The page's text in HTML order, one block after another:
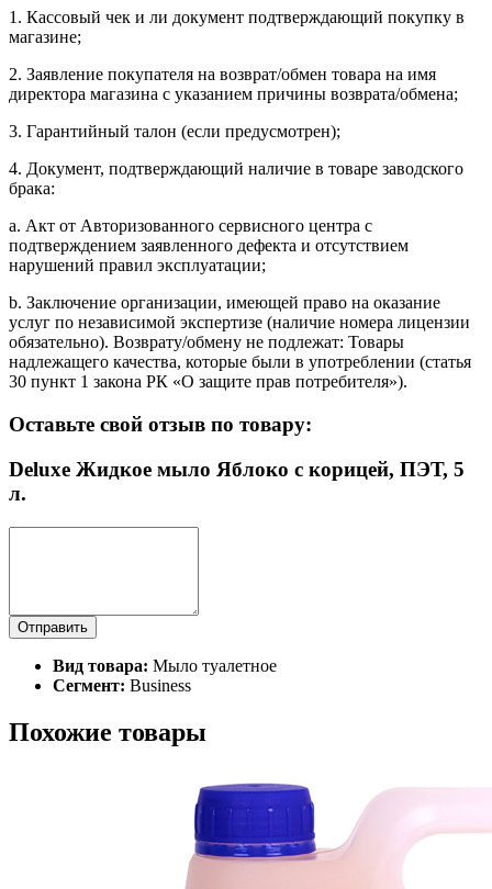
1. Кассовый чек и ли документ подтверждающий покупку в
магазине;
2. Заявление покупателя на возврат/обмен товара на имя
директора магазина с указанием причины возврата/обмена;
3. Гарантийный талон (если предусмотрен);
4. Документ, подтверждающий наличие в товаре заводского
брака:
a. Акт от Авторизованного сервисного центра с
подтверждением заявленного дефекта и отсутствием
нарушений правил эксплуатации;
b. Заключение организации, имеющей право на оказание
услуг по независимой экспертизе (наличие номера лицензии
обязательно). Возврату/обмену не подлежат: Товары
надлежащего качества, которые были в употреблении (статья
30 пункт 1 закона РК «О защите прав потребителя»).
Оставьте свой отзыв по товару:
Deluxe Жидкое мыло Яблоко с корицей, ПЭТ, 5
л.
Отправить
Вид товара: Мыло туалетное
Сегмент: Business
Похожие товары